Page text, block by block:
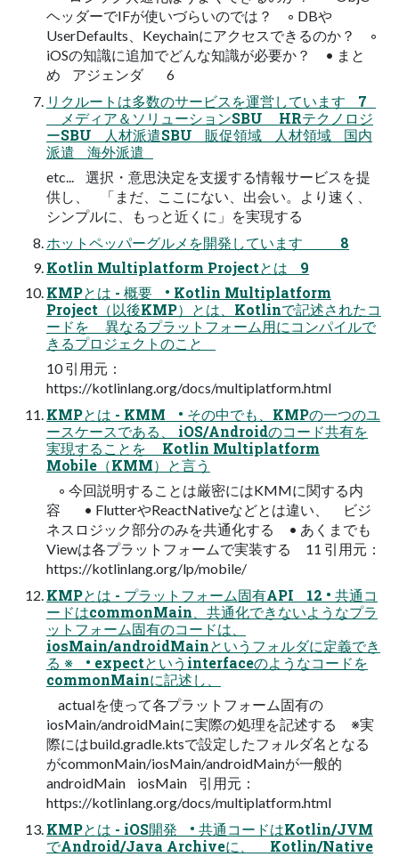
ヘッダーでIFが使いづらいのでは？ ◦ DBや
UserDefaults、Keychainにアクセスできるのか？ ◦
iOSの知識に追加でどんな知識が必要か？ • まと
め アジェンダ 6
リクルートは多数のサービスを運営しています 7
メディア＆ソリューションSBU HRテクノロジ
ーSBU 人材派遣SBU 販促領域 人材領域 国内
派遣 海外派遣
etc... 選択・意思決定を支援する情報サービスを提
供し、 「まだ、ここにない、出会い。より速く、
シンプルに、もっと近くに」を実現する
ホットペッパーグルメを開発しています 8
Kotlin Multiplatform Projectとは 9
KMPとは - 概要 • Kotlin Multiplatform
Project（以後KMP）とは、Kotlinで記述されたコ
ードを 異なるプラットフォーム用にコンパイルで
きるプロジェクトのこと
10 引用元：
https://kotlinlang.org/docs/multiplatform.html
KMPとは - KMM • その中でも、KMPの一つのユ
ースケースである、 iOS/Androidのコード共有を
実現することを Kotlin Multiplatform
Mobile（KMM）と言う
◦ 今回説明することは厳密にはKMMに関する内
容 • FlutterやReactNativeなどとは違い、 ビジ
ネスロジック部分のみを共通化する • あくまでも
Viewは各プラットフォームで実装する 11 引用元：
https://kotlinlang.org/lp/mobile/
KMPとは - プラットフォーム固有API 12 • 共通コ
ードはcommonMain、共通化できないようなプラ
ットフォーム固有のコードは、
iosMain/androidMainというフォルダに定義でき
る ※ • expectというinterfaceのようなコードを
commonMainに記述し、
actualを使って各プラットフォーム固有の
iosMain/androidMainに実際の処理を記述する ※実
際にはbuild.gradle.ktsで設定したフォルダ名となる
がcommonMain/iosMain/androidMainが一般的
androidMain iosMain 引用元：
https://kotlinlang.org/docs/multiplatform.html
KMPとは - iOS開発 • 共通コードはKotlin/JVM
でAndroid/Java Archiveに、 Kotlin/Native